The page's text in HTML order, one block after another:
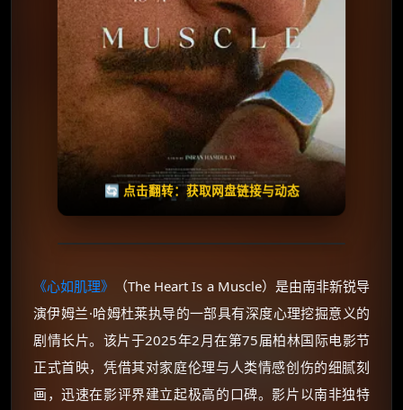
🔄 点击翻转：获取网盘链接与动态
失效请反馈
🧧️
天天领红包
《心如肌理》
（The Heart Is a Muscle）是由南非新锐导
演伊姆兰·哈姆杜莱执导的一部具有深度心理挖掘意义的
剧情长片。该片于2025年2月在第75届柏林国际电影节
正式首映，凭借其对家庭伦理与人类情感创伤的细腻刻
画，迅速在影评界建立起极高的口碑。影片以南非独特